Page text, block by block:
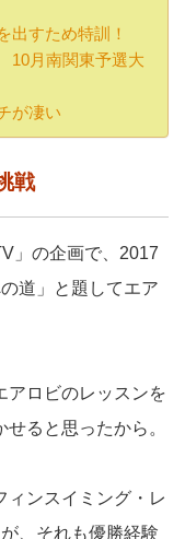
すため特訓！
月南関東予選大
が凄い
戦
」の企画で、2017
道」と題してエア
アロビのレッスンを
ると思ったから。
ィンスイミング・レ
、それも優勝経験